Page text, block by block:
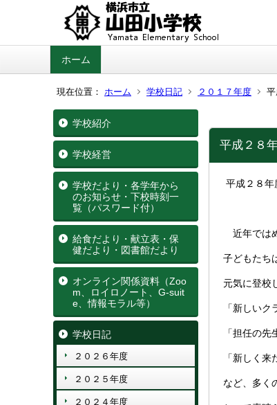
ホーム
現在位置： ホーム 学校日記 ２０１７年度 平
学校紹介
学校経営
学校だより・各学年から
のお知らせ・下校時刻一
覧（パスワード付）
給食だより・献立表・保
健だより・図書館だより
オンライン関係資料（Zoo
m、ロイロノート、G‐suit
e、情報モラル等）
学校日記
２０２６年度
２０２５年度
２０２４年度
平成２８
平成２８年
近年では
子どもたち
元気に登校
「新しいク
「担任の先
「新しく来
など、多く